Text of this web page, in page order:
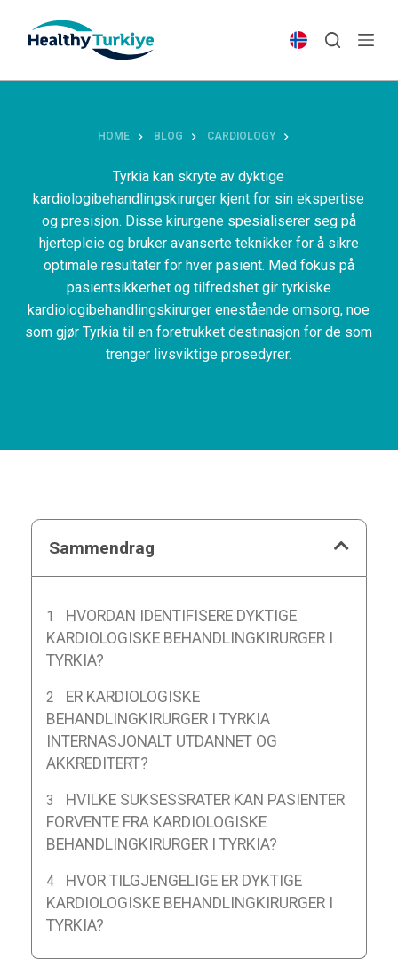
p
HOME BLOG CARDIOLOGY
Tyrkia kan skryte av dyktige
kardiologibehandlingskirurger kjent for sin ekspertise
og presisjon. Disse kirurgene spesialiserer seg på
hjertepleie og bruker avanserte teknikker for å sikre
optimale resultater for hver pasient. Med fokus på
pasientsikkerhet og tilfredshet gir tyrkiske
kardiologibehandlingskirurger enestående omsorg, noe
som gjør Tyrkia til en foretrukket destinasjon for de som
trenger livsviktige prosedyrer.
Sammendrag
HVORDAN IDENTIFISERE DYKTIGE
KARDIOLOGISKE BEHANDLINGKIRURGER I
TYRKIA?
ER KARDIOLOGISKE
BEHANDLINGKIRURGER I TYRKIA
INTERNASJONALT UTDANNET OG
AKKREDITERT?
HVILKE SUKSESSRATER KAN PASIENTER
FORVENTE FRA KARDIOLOGISKE
BEHANDLINGKIRURGER I TYRKIA?
HVOR TILGJENGELIGE ER DYKTIGE
KARDIOLOGISKE BEHANDLINGKIRURGER I
TYRKIA?